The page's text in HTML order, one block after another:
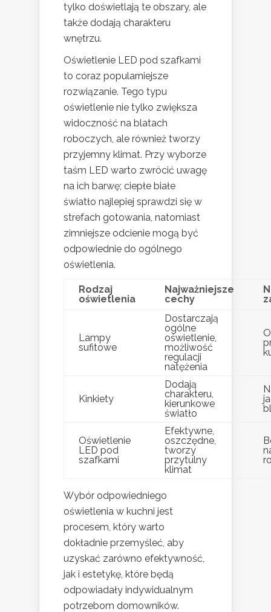
tylko doświetlają te obszary, ale
także dodają charakteru
wnętrzu.
Oświetlenie LED pod szafkami
to coraz popularniejsze
rozwiązanie. Tego typu
oświetlenie nie tylko zwiększa
widoczność na blatach
roboczych, ale również tworzy
przyjemny klimat. Przy wyborze
taśm LED warto zwrócić uwagę
na ich barwę; ciepłe białe
światło najlepiej sprawdzi się w
strefach gotowania, natomiast
zimniejsze odcienie mogą być
odpowiednie do ogólnego
oświetlenia.
Rodzaj
oświetlenia
Najważniejsze
cechy
Lampy
sufitowe
Dostarczają
ogólne
oświetlenie,
możliwość
regulacji
natężenia
Kinkiety
Dodają
charakteru,
kierunkowe
światło
Oświetlenie
LED pod
szafkami
Efektywne,
oszczędne,
tworzy
przytulny
klimat
Wybór odpowiedniego
oświetlenia w kuchni jest
procesem, który warto
dokładnie przemyśleć, aby
uzyskać zarówno efektywność,
jak i estetykę, które będą
odpowiadały indywidualnym
potrzebom domowników.